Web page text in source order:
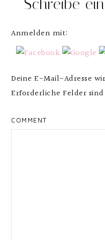
Schreibe
Anmelden mit:
Deine E-Mail-Adresse
Erforderliche Felder
COMMENT